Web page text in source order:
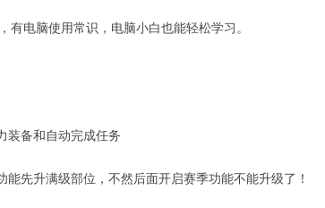
有电脑使用常识，电脑小白也能轻松学习。
装备和自动完成任务
能先升满级部位，不然后面开启赛季功能不能升级了！